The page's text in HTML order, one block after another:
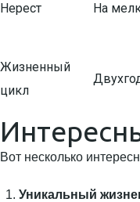
Нерест На
Жизненный
цикл
Вот несколько
Уникальный